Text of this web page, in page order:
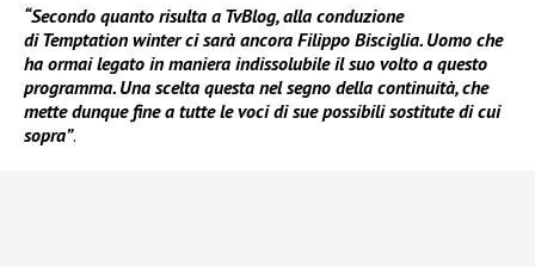
“Secondo quanto risulta a TvBlog, alla conduzione
di Temptation winter ci sarà ancora Filippo Bisciglia. Uomo che
ha ormai legato in maniera indissolubile il suo volto a questo
programma. Una scelta questa nel segno della continuità, che
mette dunque fine a tutte le voci di sue possibili sostitute di cui
sopra”.